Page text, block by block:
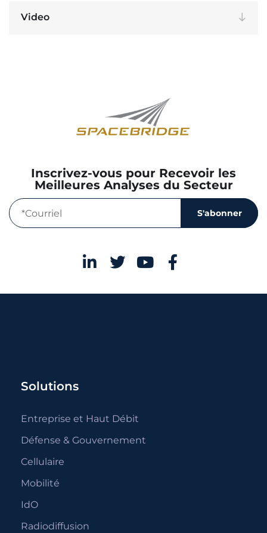
Video
Inscrivez-vous pour Recevoir les
Meilleures Analyses du Secteur
S'abonner
Solutions
Entreprise et Haut Débit
Défense & Gouvernement
Cellulaire
Mobilité
IdO
Radiodiffusion